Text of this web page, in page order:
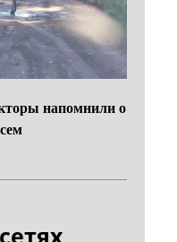
напомнили о